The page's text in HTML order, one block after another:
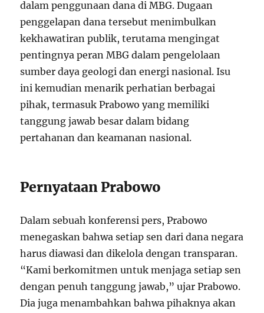
dalam penggunaan dana di MBG. Dugaan
penggelapan dana tersebut menimbulkan
kekhawatiran publik, terutama mengingat
pentingnya peran MBG dalam pengelolaan
sumber daya geologi dan energi nasional. Isu
ini kemudian menarik perhatian berbagai
pihak, termasuk Prabowo yang memiliki
tanggung jawab besar dalam bidang
pertahanan dan keamanan nasional.
Pernyataan Prabowo
Dalam sebuah konferensi pers, Prabowo
menegaskan bahwa setiap sen dari dana negara
harus diawasi dan dikelola dengan transparan.
“Kami berkomitmen untuk menjaga setiap sen
dengan penuh tanggung jawab,” ujar Prabowo.
Dia juga menambahkan bahwa pihaknya akan